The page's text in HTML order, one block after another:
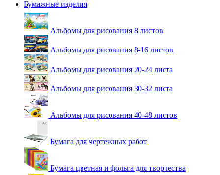
Бумажные изделия
Альбомы для рисования 8 листов
Альбомы для рисования 8-16 листов
Альбомы для рисования 20-24 листа
Альбомы для рисования 30-32 листа
Альбомы для рисования 40-48 листов
Бумага для чертежных работ
Бумага цветная и фольга для творчества